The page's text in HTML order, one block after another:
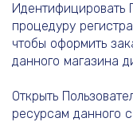
Идентифицировать
процедуру
чтобы оформить
данного магазина
Открыть
ресурсам данного